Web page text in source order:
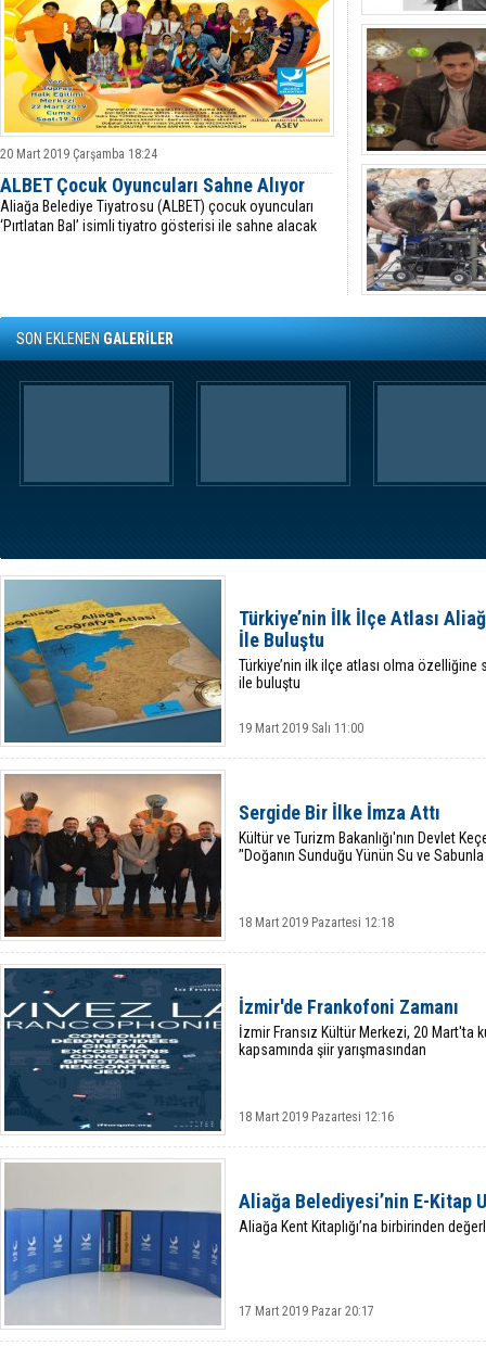
20 Mart 2019 Çarşamba 18:24
ALBET Çocuk Oyuncuları Sahne Alıyor
Aliağa Belediye Tiyatrosu (ALBET) çocuk oyuncuları
‘Pırtlatan Bal’ isimli tiyatro gösterisi ile sahne alacak
SON EKLENENGALERİLER
Türkiye’nin İlk İlçe Atlası
İle Buluştu
Türkiye’nin ilk ilçe atlası olma özelliğine
ile buluştu
19 Mart 2019 Salı 11:00
Sergide Bir İlke İmza Attı
Kültür ve Turizm Bakanlığı'nın Devlet
’'Doğanın Sunduğu Yünün Su ve Sabunla
18 Mart 2019 Pazartesi 12:18
İzmir'de Frankofoni Zamanı
İzmir Fransız Kültür Merkezi, 20 Mart'ta
kapsamında şiir yarışmasından
18 Mart 2019 Pazartesi 12:16
Aliağa Belediyesi’nin E-Kitap
Aliağa Kent Kitaplığı’na birbirinden
17 Mart 2019 Pazar 20:17